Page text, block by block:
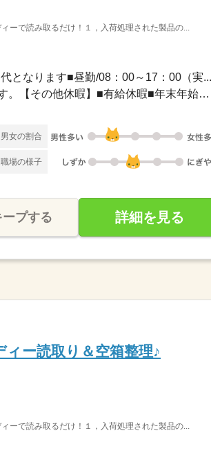
ーで読み取るだけ！１，入荷処理された製品の...
となります■昼勤/08：00～17：00（実...
企業カレンダーに準ずる※祝日は出勤となります。【その他休暇】■有給休暇■年末年始、G...
男女の割合
職場の様子
ープする 詳細を見る
ィー読取り＆空箱整理♪
ーで読み取るだけ！１，入荷処理された製品の...